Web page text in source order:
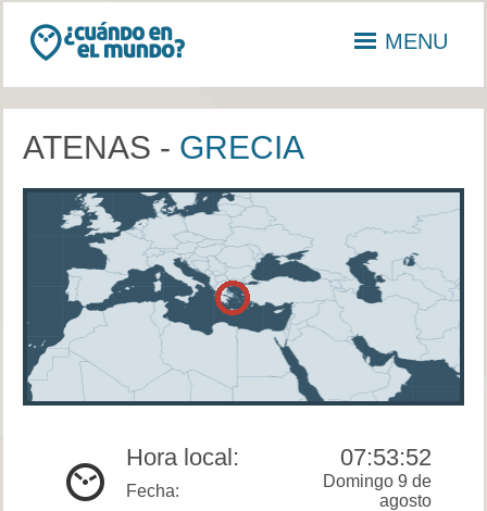
MENU
ATENAS - GRECIA
Hora local: 07:53:52
Fecha:
Domingo 9 de
agosto